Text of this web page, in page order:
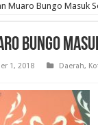
Muaro Bungo Masuk
Bungo
1, 2018 Daerah,